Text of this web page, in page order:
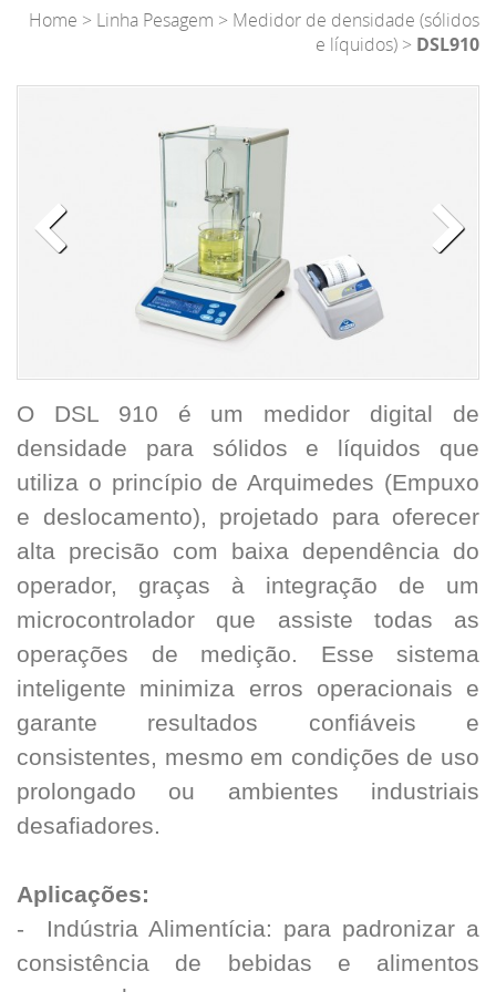
Home > Linha Pesagem > Medidor de densidade (sólidos
e líquidos) > DSL910
O DSL 910 é um medidor digital de
densidade para sólidos e líquidos que
utiliza o princípio de Arquimedes (Empuxo
e deslocamento), projetado para oferecer
alta precisão com baixa dependência do
operador, graças à integração de um
microcontrolador que assiste todas as
operações de medição. Esse sistema
inteligente minimiza erros operacionais e
garante resultados confiáveis e
consistentes, mesmo em condições de uso
prolongado ou ambientes industriais
desafiadores.
Aplicações:
- Indústria Alimentícia: para padronizar a
consistência de bebidas e alimentos